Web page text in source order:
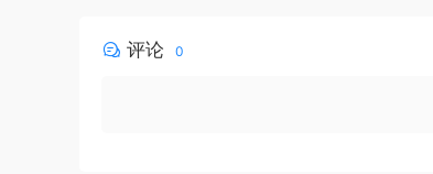
评论 0